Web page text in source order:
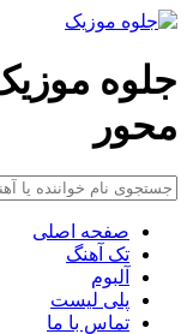
جلوه
محور
صفحه اصلی
تک آهنگ
آلبوم
پلی لیست
تماس با ما